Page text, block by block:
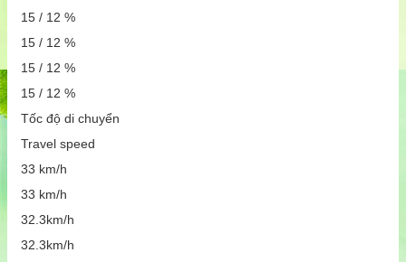
15 / 12 %
15 / 12 %
15 / 12 %
15 / 12 %
Tốc độ di chuyển
Travel speed
33 km/h
33 km/h
32.3km/h
32.3km/h